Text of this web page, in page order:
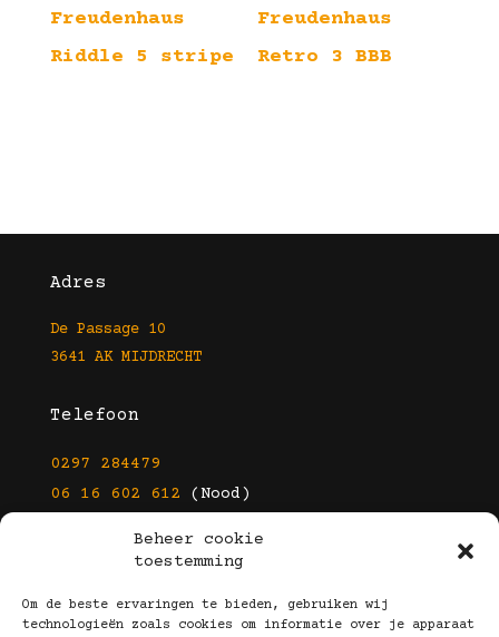
Beheer cookie
toestemming
Om de beste ervaringen te bieden, gebruiken wij
technologieën zoals cookies om informatie over je apparaat
Freudenhaus
Riddle 5 stripe
Freudenhaus
Retro 3 BBB
Adres
De Passage 10
3641 AK MIJDRECHT
Telefoon
0297 284479
06 16 602 612 (Nood)
info@kootbrillen.nl